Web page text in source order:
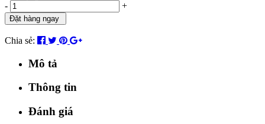
-
+
Đặt hàng ngay
Chia sẻ:
Mô tả
Thông tin
Đánh giá